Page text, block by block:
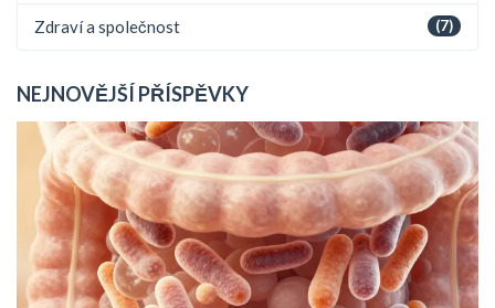
(7)
Zdraví a společnost
NEJNOVĚJŠÍ PŘÍSPĚVKY